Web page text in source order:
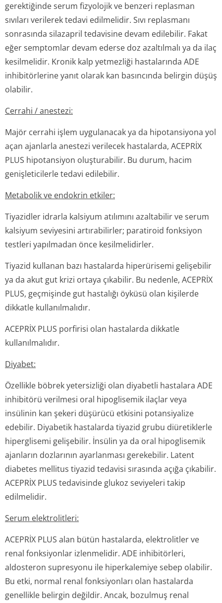
gerektiğinde serum fizyolojik ve benzeri replasman
sıvıları verilerek tedavi edilmelidir. Sıvı replasmanı
sonrasında silazapril tedavisine devam edilebilir. Fakat
eğer semptomlar devam ederse doz azaltılmalı ya da ilaç
kesilmelidir. Kronik kalp yetmezliği hastalarında ADE
inhibitörlerine yanıt olarak kan basıncında belirgin düşüş
olabilir.
Cerrahi / anestezi:
Majör cerrahi işlem uygulanacak ya da hipotansiyona yol
açan ajanlarla anestezi verilecek hastalarda, ACEPRİX
PLUS hipotansiyon oluşturabilir. Bu durum, hacim
genişleticilerle tedavi edilebilir.
Metabolik ve endokrin etkiler:
Tiyazidler idrarla kalsiyum atılımını azaltabilir ve serum
kalsiyum seviyesini artırabilirler; paratiroid fonksiyon
testleri yapılmadan önce kesilmelidirler.
Tiyazid kullanan bazı hastalarda hiperürisemi gelişebilir
ya da akut gut krizi ortaya çıkabilir. Bu nedenle, ACEPRİX
PLUS, geçmişinde gut hastalığı öyküsü olan kişilerde
dikkatle kullanılmalıdır.
ACEPRİX PLUS porfirisi olan hastalarda dikkatle
kullanılmalıdır.
Diyabet:
Özellikle böbrek yetersizliği olan diyabetli hastalara ADE
inhibitörü verilmesi oral hipoglisemik ilaçlar veya
insülinin kan şekeri düşürücü etkisini potansiyalize
edebilir. Diyabetik hastalarda tiyazid grubu diüretiklerle
hiperglisemi gelişebilir. İnsülin ya da oral hipoglisemik
ajanların dozlarının ayarlanması gerekebilir. Latent
diabetes mellitus tiyazid tedavisi sırasında açığa çıkabilir.
ACEPRİX PLUS tedavisinde glukoz seviyeleri takip
edilmelidir.
Serum elektrolitleri:
ACEPRİX PLUS alan bütün hastalarda, elektrolitler ve
renal fonksiyonlar izlenmelidir. ADE inhibitörleri,
aldosteron supresyonu ile hiperkalemiye sebep olabilir.
Bu etki, normal renal fonksiyonları olan hastalarda
genellikle belirgin değildir. Ancak, bozulmuş renal